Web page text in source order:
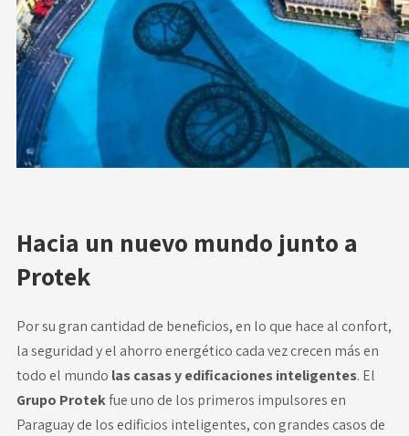
Hacia un nuevo mundo junto a
Protek
Por su gran cantidad de beneficios, en lo que hace al confort,
la seguridad y el ahorro energético cada vez crecen más en
todo el mundo las casas y edificaciones inteligentes. El
Grupo Protekfue uno de los primeros impulsores en
Paraguay de los edificios inteligentes, con grandes casos de